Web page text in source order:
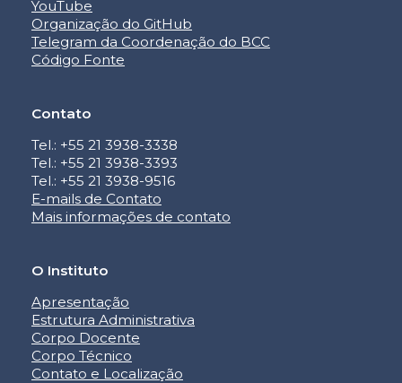
YouTube
Organização do GitHub
Telegram da Coordenação do BCC
Código Fonte
Contato
Tel.: +55 21 3938-3338
Tel.: +55 21 3938-3393
Tel.: +55 21 3938-9516
E-mails de Contato
Mais informações de contato
O Instituto
Apresentação
Estrutura Administrativa
Corpo Docente
Corpo Técnico
Contato e Localização